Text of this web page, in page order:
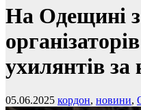
На Одещині
ухилянтів за
05.06.2025 кордон, новини,